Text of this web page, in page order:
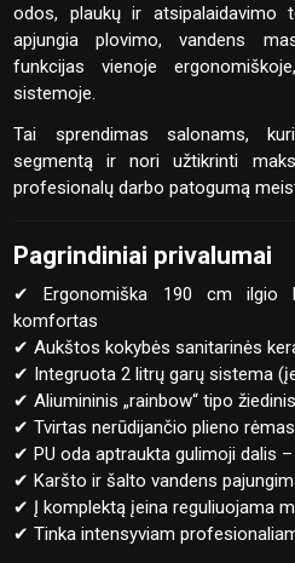
odos, plaukų ir atsipalaidavimo
apjungia plovimo, vandens
funkcijas vienoje
sistemoje.
Tai sprendimas salonams,
segmentą ir nori užtikrinti
profesionalų darbo patogumą
Pagrindiniai privalumai
✔ Ergonomiška 190 cm ilgio
komfortas
✔ Aukštos kokybės sanitarinės
✔ Integruota 2 litrų garų sistema
✔ Aliumininis „rainbow“ tipo
✔ Tvirtas nerūdijančio plieno rėmas
✔ PU oda aptraukta gulimoji dalis
✔ Karšto ir šalto vandens
✔ Į komplektą įeina reguliuojama
✔ Tinka intensyviam